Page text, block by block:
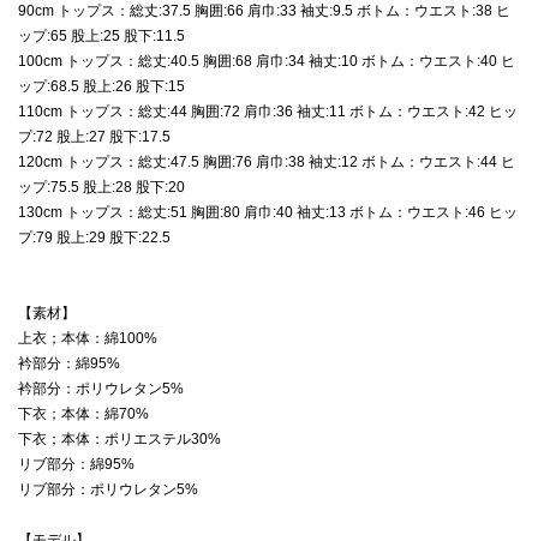
90cm トップス：総丈:37.5 胸囲:66 肩巾:33 袖丈:9.5 ボトム：ウエスト:38 ヒ
ップ:65 股上:25 股下:11.5
100cm トップス：総丈:40.5 胸囲:68 肩巾:34 袖丈:10 ボトム：ウエスト:40 ヒ
ップ:68.5 股上:26 股下:15
110cm トップス：総丈:44 胸囲:72 肩巾:36 袖丈:11 ボトム：ウエスト:42 ヒッ
プ:72 股上:27 股下:17.5
120cm トップス：総丈:47.5 胸囲:76 肩巾:38 袖丈:12 ボトム：ウエスト:44 ヒ
ップ:75.5 股上:28 股下:20
130cm トップス：総丈:51 胸囲:80 肩巾:40 袖丈:13 ボトム：ウエスト:46 ヒッ
プ:79 股上:29 股下:22.5
【素材】
上衣；本体：綿100%
衿部分：綿95%
衿部分：ポリウレタン5%
下衣；本体：綿70%
下衣；本体：ポリエステル30%
リブ部分：綿95%
リブ部分：ポリウレタン5%